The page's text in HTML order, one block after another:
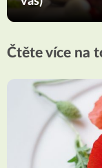
Čtěte více na